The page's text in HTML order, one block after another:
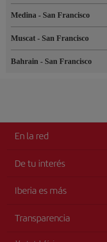
Medina - San Francisco
Muscat - San Francisco
Bahrain - San Francisco
En la red
De tu interés
Accesibilidad
Iberia es más
Grupo Iberia
Accionistas e Inversores
Transparencia